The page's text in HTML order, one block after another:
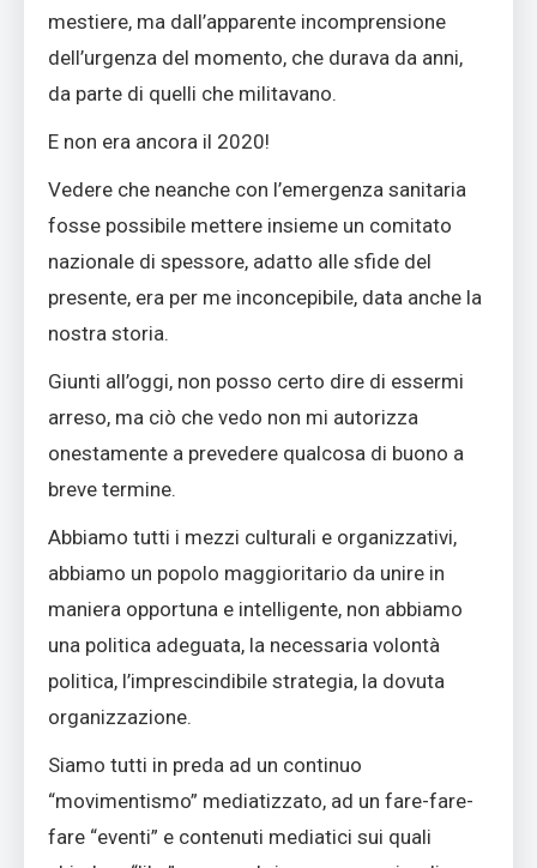
mestiere, ma dall’apparente incomprensione
dell’urgenza del momento, che durava da anni,
da parte di quelli che militavano.
E non era ancora il 2020!
Vedere che neanche con l’emergenza sanitaria
fosse possibile mettere insieme un comitato
nazionale di spessore, adatto alle sfide del
presente, era per me inconcepibile, data anche la
nostra storia.
Giunti all’oggi, non posso certo dire di essermi
arreso, ma ciò che vedo non mi autorizza
onestamente a prevedere qualcosa di buono a
breve termine.
Abbiamo tutti i mezzi culturali e organizzativi,
abbiamo un popolo maggioritario da unire in
maniera opportuna e intelligente, non abbiamo
una politica adeguata, la necessaria volontà
politica, l’imprescindibile strategia, la dovuta
organizzazione.
Siamo tutti in preda ad un continuo
“movimentismo” mediatizzato, ad un fare-fare-
fare “eventi” e contenuti mediatici sui quali